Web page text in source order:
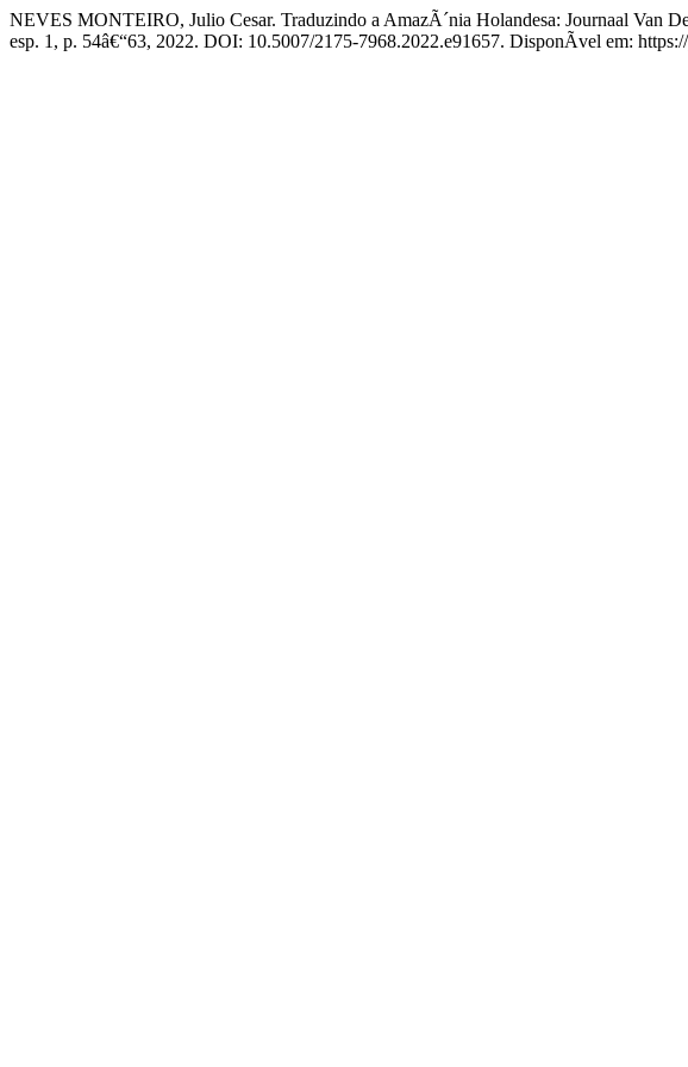
NEVES MONTEIRO, Julio Cesar. Traduzindo a AmazÃ´nia Holandesa: Journaal Van
esp. 1, p. 54â€“63, 2022. DOI: 10.5007/2175-7968.2022.e91657. DisponÃ­vel em: